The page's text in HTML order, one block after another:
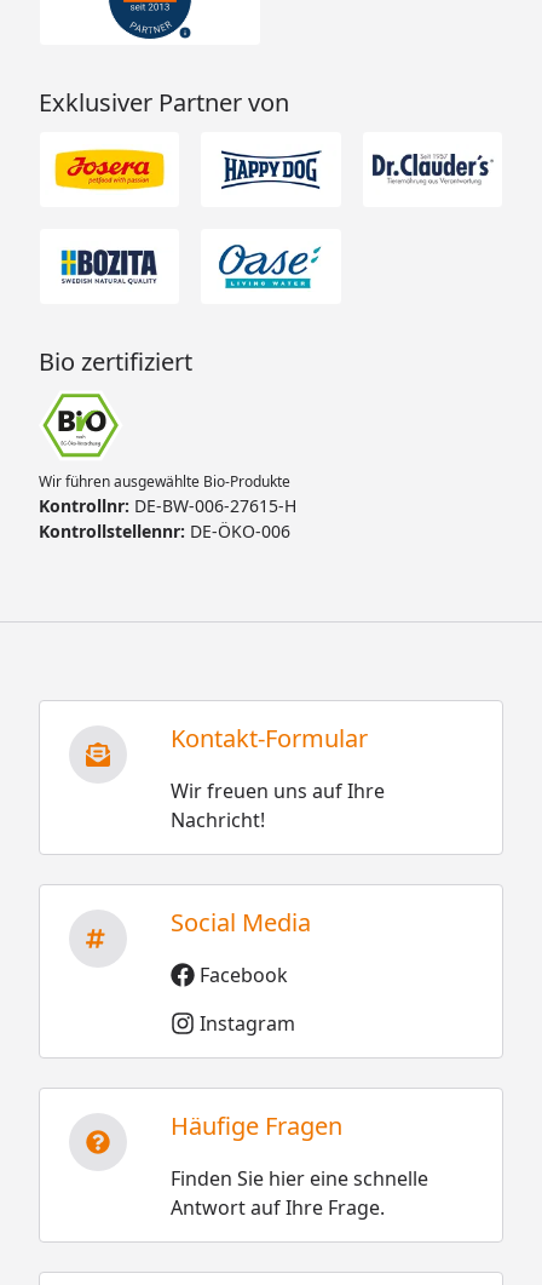
Exklusiver Partner von
Bio zertifiziert
Wir führen ausgewählte Bio-Produkte
Kontrollnr: DE-BW-006-27615-H
Kontrollstellennr: DE-ÖKO-006
Kontakt-Formular
Wir freuen uns auf Ihre
Nachricht!
Social Media
Facebook
Instagram
Häufige Fragen
Finden Sie hier eine schnelle
Antwort auf Ihre Frage.